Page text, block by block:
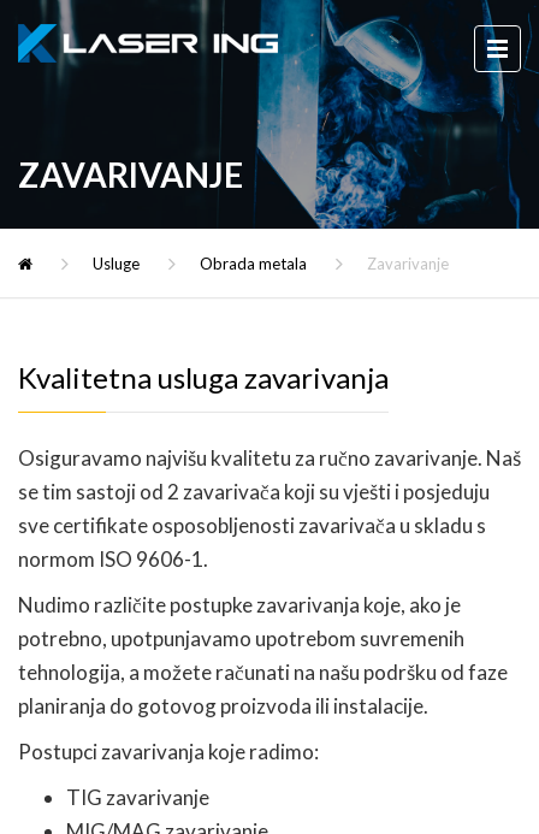
ZAVARIVANJE
Usluge Obrada metala Zavarivanje
Kvalitetna usluga zavarivanja
Osiguravamo najvišu kvalitetu za ručno zavarivanje. Naš
se tim sastoji od 2 zavarivača koji su vješti i posjeduju
sve certifikate osposobljenosti zavarivača u skladu s
normom ISO 9606-1.
Nudimo različite postupke zavarivanja koje, ako je
potrebno, upotpunjavamo upotrebom suvremenih
tehnologija, a možete računati na našu podršku od faze
planiranja do gotovog proizvoda ili instalacije.
Postupci zavarivanja koje radimo:
TIG zavarivanje